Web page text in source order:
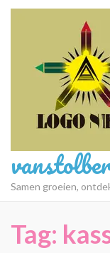
Ga
Samen groeien,
Tag: